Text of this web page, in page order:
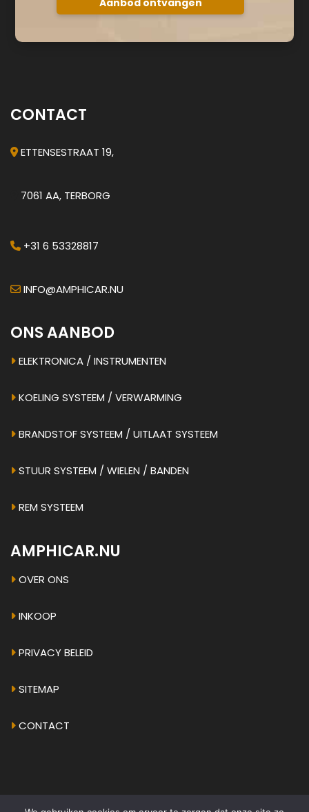
CONTACT
ETTENSESTRAAT 19,
7061 AA, TERBORG
+31 6 53328817
INFO@AMPHICAR.NU
ONS AANBOD
ELEKTRONICA / INSTRUMENTEN
KOELING SYSTEEM / VERWARMING
BRANDSTOF SYSTEEM / UITLAAT SYSTEEM
STUUR SYSTEEM / WIELEN / BANDEN
REM SYSTEEM
AMPHICAR.NU
OVER ONS
INKOOP
PRIVACY BELEID
SITEMAP
CONTACT